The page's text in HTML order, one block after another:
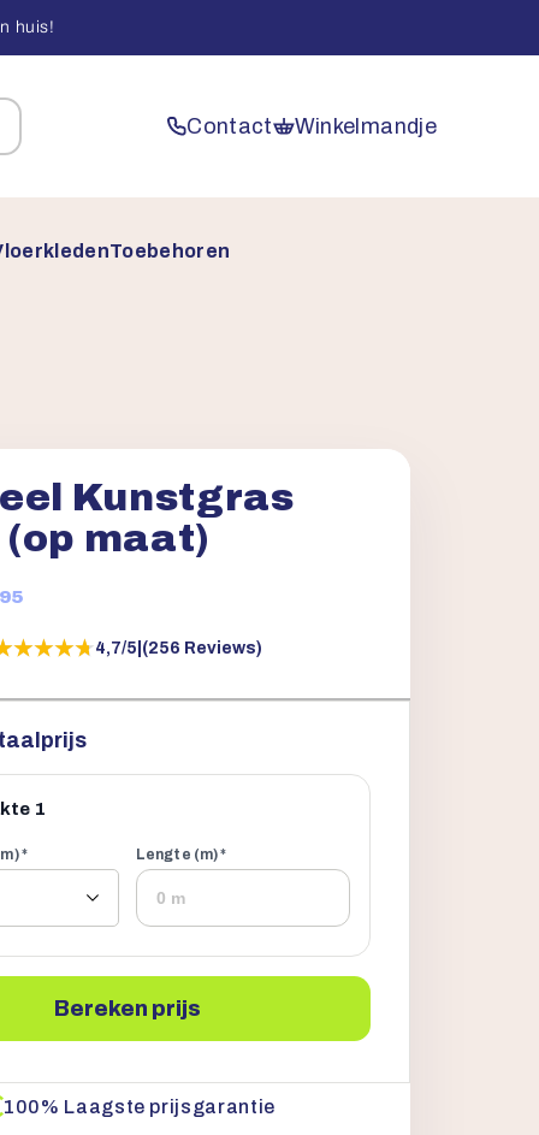
huis!
Contact Winkelmandje
Toebehoren
Kunstgras
(op maat)
95
4,7/5 (256 Reviews)
1
* Lengte (m) *
Bereken prijs
100% Laagste prijsgarantie